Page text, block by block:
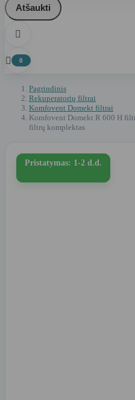
Atšaukti

 0
Pagrindinis
Rekuperatorių filtrai
Komfovent Domekt filtrai
Komfovent Domekt R 600 H
filtrų komplektas
Pristatymas: 1-2 d.d.